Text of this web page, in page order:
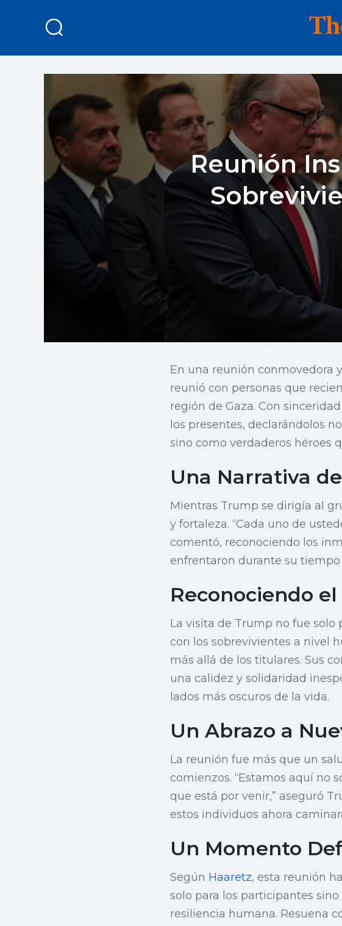
Reunión
En una reunión conmovedora
reunió con personas que
región de Gaza. Con
los presentes, declarándolos
sino como verdaderos héroes
Una Narrativa
Mientras Trump se dirigía al
y fortaleza. “Cada uno de
comentó, reconociendo los
enfrentaron durante su tiempo
Reconociendo
La visita de Trump no fue
con los sobrevivientes a nivel
más allá de los titulares. Sus
una calidez y solidaridad
lados más oscuros de la vida.
Un Abrazo a
La reunión fue más que un
comienzos. “Estamos aquí no
que está por venir,” aseguró
estos individuos ahora
Un Momento
Según Haaretz, esta reunión
solo para los participantes
resiliencia humana. Resuena